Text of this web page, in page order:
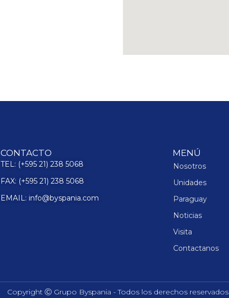
CONTACTO
TEL: (+595 21) 238 5068
FAX: (+595 21) 238 5068
EMAIL: info@byspania.com
MENÚ
Nosotros
Unidades
Paraguay
Noticias
Visita
Contactanos
Copyright Ⓒ Grupo Byspania - Todos los derechos reservados